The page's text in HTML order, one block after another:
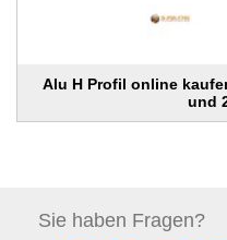
Alu H Profil online
und
Sie haben Fragen?